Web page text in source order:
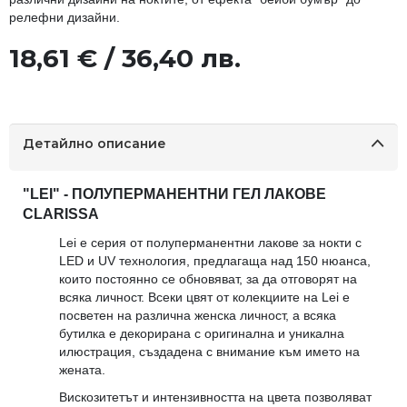
релефни дизайни.
18,61 € / 36,40 лв.
Детайлно описание
"LEI" - ПОЛУПЕРМАНЕНТНИ ГЕЛ ЛАКОВЕ
CLARISSA
Lei е серия от полуперманентни лакове за нокти с
LED и UV технология, предлагаща над 150 нюанса,
които постоянно се обновяват, за да отговорят на
всяка личност. Всеки цвят от колекциите на Lei е
посветен на различна женска личност, а всяка
бутилка е декорирана с оригинална и уникална
илюстрация, създадена с внимание към името на
жената.
Вискозитетът и интензивността на цвета позволяват